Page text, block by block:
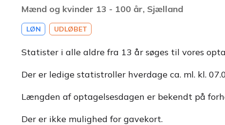
Mænd og kvinder 13 - 100 år, Sjælland
LØN UDLØBET
Statister i alle aldre fra 13 år søges til vores
Der er ledige statistroller hverdage ca. ml. kl.
Længden af optagelsesdagen er bekendt på
Der er ikke mulighed for gavekort.